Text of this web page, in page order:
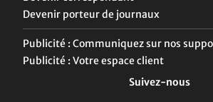
Devenir porteur de journaux
Publicité : Communiquez sur nos
Publicité : Votre espace client
Suivez-nous